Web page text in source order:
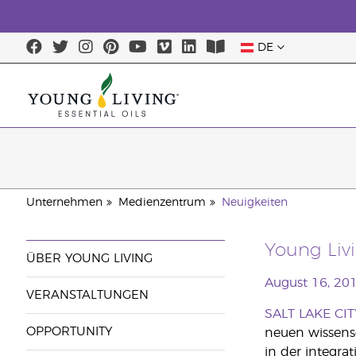
DE
Unternehmen Medienzentrum Neuigkeiten
ÜBER YOUNG LIVING
VERANSTALTUNGEN
OPPORTUNITY
Young
August 16,
SALT LAKE
neuen
in der